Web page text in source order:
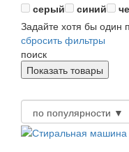
серый
синий
Задайте хотя бы один
сбросить фильтры
поиск